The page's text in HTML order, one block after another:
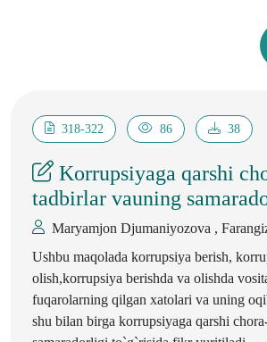
bilish shaxsiy manfaatlar bilan birga,
barqarorlikni ta’minlashda ham
318-322 86 38
Korrupsiyaga qarshi
tadbirlar vauning
Maryamjon Djumaniyozova ,
Ushbu maqolada korrupsiya berish,
olish,korrupsiya berishda va olishda
fuqarolarning qilgan xatolari va uning
shu bilan birga korrupsiyaga qarshi